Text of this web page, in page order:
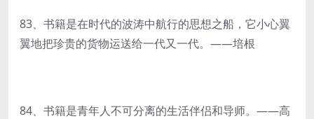
83、书籍是在时代的波涛中航行的思想之船，它小心翼
翼地把珍贵的货物运送给一代又一代。——培根
84、书籍是青年人不可分离的生活伴侣和导师。——高